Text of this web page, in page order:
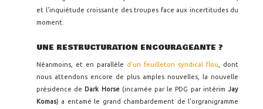
et l'inquiétude croissante des troupes face aux incertitudes du
moment.
UNE RESTRUCTURATION ENCOURAGEANTE ?
Néanmoins, et en parallèle d'un feuilleton syndical flou , dont
nous attendons encore de plus amples nouvelles, la nouvelle
présidence de Dark Horse(incarnée par le PDG par intérimJay
Komas) a entamé le grand chambardement de l'orgranigramme